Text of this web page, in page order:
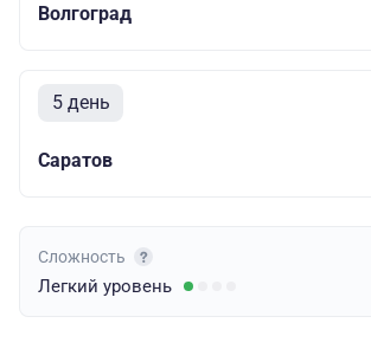
Волгоград
5 день
Саратов
Сложность
Легкий уровень